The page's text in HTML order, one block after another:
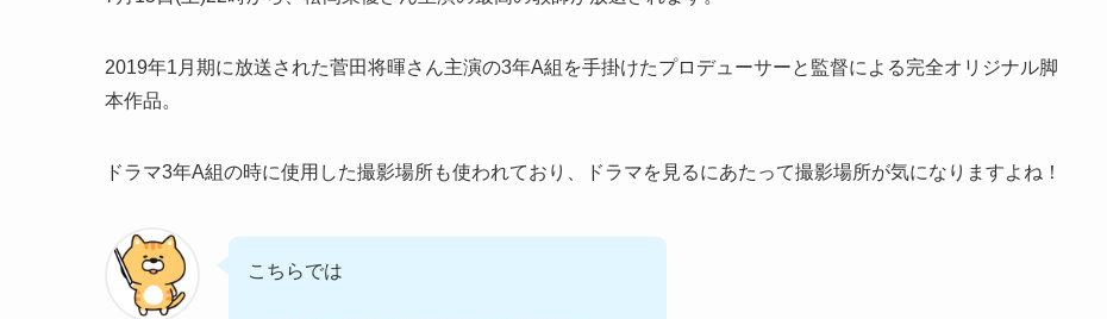
2019年1月期に放送された菅田将暉さん主演の3年A組を手掛けたプロデューサーと監督による完全オリジナル脚
本作品。
ドラマ3年A組の時に使用した撮影場所も使われており、ドラマを見るにあたって撮影場所が気になりますよね！
こちらでは